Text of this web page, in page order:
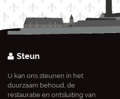
Steun
U kan ons steunen in het
duurzaam behoud, de
restauratie en ontsluiting van